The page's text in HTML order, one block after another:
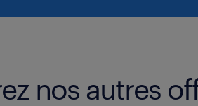
nos autres